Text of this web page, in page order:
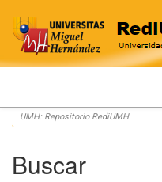
Skip
navigation
UMH: Repositorio RediUMH
Buscar